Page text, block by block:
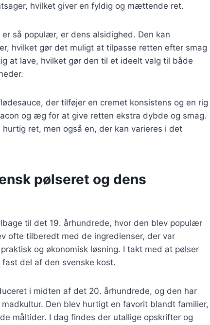
hvilket giver en fyldig og mættende ret.
så populær, er dens alsidighed. Den kan
hvilket gør det muligt at tilpasse retten efter smag
at lave, hvilket gør den til et ideelt valg til både
der tilføjer en cremet konsistens og en rig
og æg for at give retten ekstra dybde og smag.
ret, men også en, der kan varieres i det
pølseret og dens
til det 19. århundrede, hvor den blev populær
ofte tilberedt med de ingredienser, der var
og økonomisk løsning. I takt med at pølser
del af den svenske kost.
i midten af det 20. århundrede, og den har
Den blev hurtigt en favorit blandt familier,
måltider. I dag findes der utallige opskrifter og